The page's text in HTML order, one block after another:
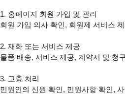
1. 홈페이지 회원 가입 및 관리
회원 가입 의사 확인, 회원제 서비스
2. 재화 또는 서비스 제공
물품 배송, 서비스 제공, 계약서 및 청
3. 고충 처리
민원인의 신원 확인, 민원사항 확인,